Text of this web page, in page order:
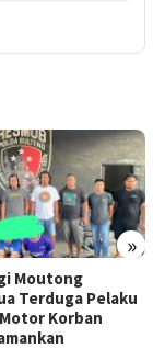
»
Moutong
Terduga Pelaku
Korban